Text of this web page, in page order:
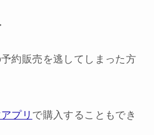
約販売を逃してしまった方
プリ で購入することもでき